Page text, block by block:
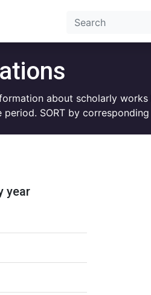
about scholarly
period. SORT by
year